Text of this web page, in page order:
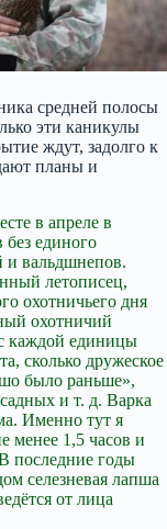
средней полосы
эти каникулы
ждут, задолго к
планы и
в апреле в
без единого
и вальдшнепов.
летописец,
охотничьего дня
охотничий
каждой единицы
сколько дружеское
было раньше»,
и т. д. Варка
Именно тут я
менее 1,5 часов и
последние годы
селезневая лапша
от лица